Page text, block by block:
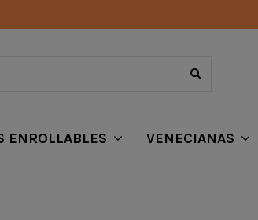
ENROLLABLES VENECIANAS